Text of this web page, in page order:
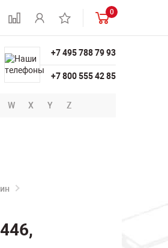
0
+7 495 788 79 93
+7 800 555 42 85
W X Y Z